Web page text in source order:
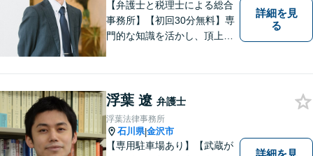
【弁護士と税理士による総合
事務所】【初回30分無料】専
門的な知識を活かし、頂上＝
ジあります。
詳細を見
る
浮葉 遼 弁護士
浮葉法律事務所
石川県|金沢市
【専用駐車場あり】【武蔵が
詳細を見